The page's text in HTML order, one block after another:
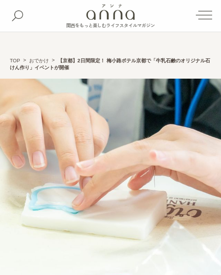
関西をもっと楽しむライフスタイルマガジン
TOP おでかけ
【京都】2日間限定！ 梅小路ポテル京都で「牛乳石鹸のオリジナル石
けん作り」イベントが開催